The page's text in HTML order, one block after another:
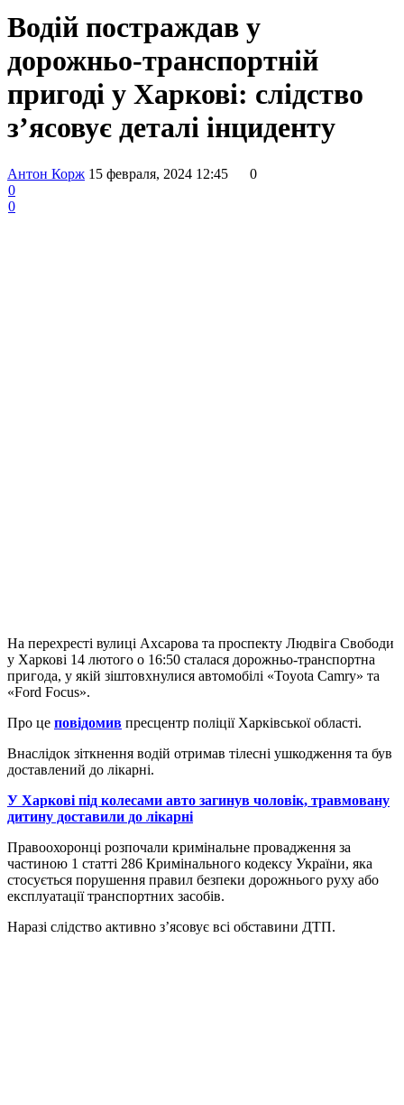
Водій постраждав у
дорожньо-транспортній
пригоді у Харкові: слідство
з’ясовує деталі інциденту
Антон Корж 15 февраля, 2024 12:45
0
0
0
На перехресті вулиці Ахсарова та проспекту Людвіга Свободи
у Харкові 14 лютого о 16:50 сталася дорожньо-транспортна
пригода, у якій зіштовхнулися автомобілі «Toyota Camry» та
«Ford Focus».
Про це повідомив пресцентр поліції Харківської області.
Внаслідок зіткнення водій отримав тілесні ушкодження та був
доставлений до лікарні.
У Харкові під колесами авто загинув чоловік, травмовану
дитину доставили до лікарні
Правоохоронці розпочали кримінальне провадження за
частиною 1 статті 286 Кримінального кодексу України, яка
стосується порушення правил безпеки дорожнього руху або
експлуатації транспортних засобів.
Наразі слідство активно з’ясовує всі обставини ДТП.